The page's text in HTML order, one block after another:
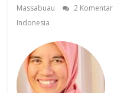
Massabuau
2 Komentar
Indonesia